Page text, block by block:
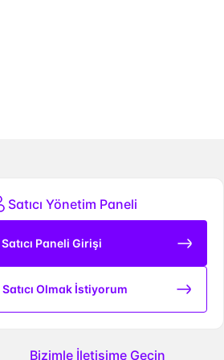
Satıcı Yönetim Paneli
Satıcı Paneli Girişi
Satıcı Olmak İstiyorum
Bizimle İletişime Geçin